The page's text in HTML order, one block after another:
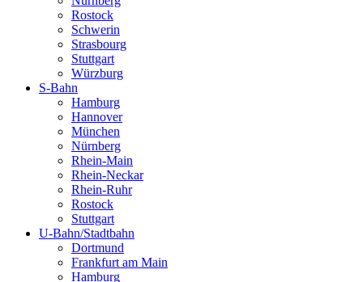
Rostock
Schwerin
Strasbourg
Stuttgart
Würzburg
S-Bahn
Hamburg
Hannover
München
Nürnberg
Rhein-Main
Rhein-Neckar
Rhein-Ruhr
Rostock
Stuttgart
U-Bahn/Stadtbahn
Dortmund
Frankfurt am Main
Hamburg